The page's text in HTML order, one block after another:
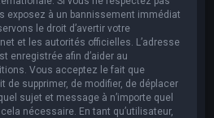
exposez à un bannissement immédiat
le droit d’avertir votre
et les autorités officielles. L’adresse
enregistrée afin d’aider au
Vous acceptez le fait que
de supprimer, de modifier, de déplacer
sujet et message à n’importe quel
nécessaire. En tant qu’utilisateur,